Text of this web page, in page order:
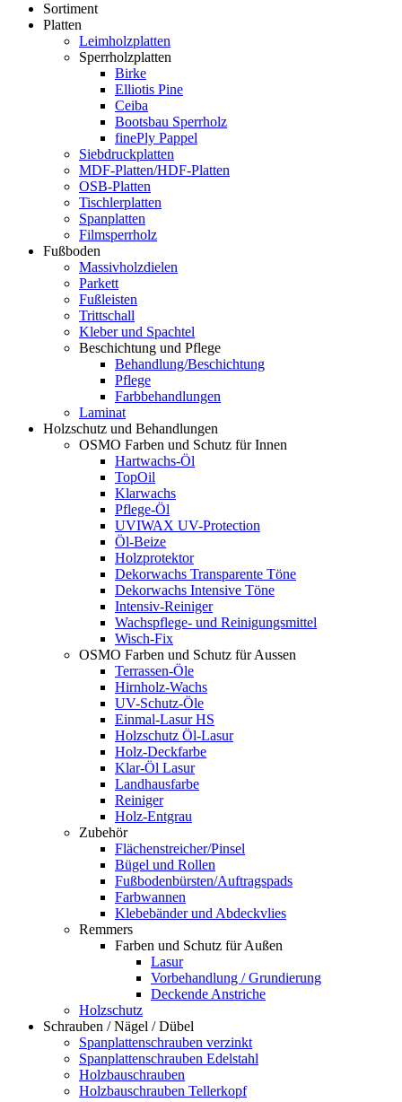
Sortiment
Platten
Leimholzplatten
Sperrholzplatten
Birke
Elliotis Pine
Ceiba
Bootsbau Sperrholz
finePly Pappel
Siebdruckplatten
MDF-Platten/HDF-Platten
OSB-Platten
Tischlerplatten
Spanplatten
Filmsperrholz
Fußboden
Massivholzdielen
Parkett
Fußleisten
Trittschall
Kleber und Spachtel
Beschichtung und Pflege
Behandlung/Beschichtung
Pflege
Farbbehandlungen
Laminat
Holzschutz und Behandlungen
OSMO Farben und Schutz für Innen
Hartwachs-Öl
TopOil
Klarwachs
Pflege-Öl
UVIWAX UV-Protection
Öl-Beize
Holzprotektor
Dekorwachs Transparente Töne
Dekorwachs Intensive Töne
Intensiv-Reiniger
Wachspflege- und Reinigungsmittel
Wisch-Fix
OSMO Farben und Schutz für Aussen
Terrassen-Öle
Hirnholz-Wachs
UV-Schutz-Öle
Einmal-Lasur HS
Holzschutz Öl-Lasur
Holz-Deckfarbe
Klar-Öl Lasur
Landhausfarbe
Reiniger
Holz-Entgrau
Zubehör
Flächenstreicher/Pinsel
Bügel und Rollen
Fußbodenbürsten/Auftragspads
Farbwannen
Klebebänder und Abdeckvlies
Remmers
Farben und Schutz für Außen
Lasur
Vorbehandlung / Grundierung
Deckende Anstriche
Holzschutz
Schrauben / Nägel / Dübel
Spanplattenschrauben verzinkt
Spanplattenschrauben Edelstahl
Holzbauschrauben
Holzbauschrauben Tellerkopf